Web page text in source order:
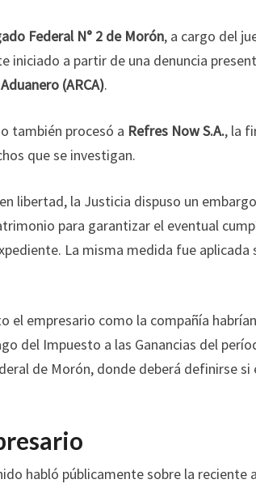
Federal N° 2 de Morón, a cargo del
iniciado a partir de una denuncia
(ARCA).
también procesó a Refres Now S.A., la
que se investigan.
libertad, la Justicia dispuso un
para garantizar el eventual
La misma medida fue aplicada
el empresario como la compañía
del Impuesto a las Ganancias del
de Morón, donde deberá definirse si
habló públicamente sobre la reciente